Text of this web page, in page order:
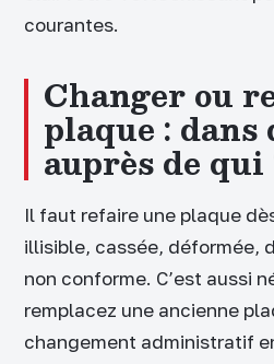
courantes.
Changer ou
plaque : dans
auprès de qui
Il faut refaire une plaque
illisible, cassée, déformée,
non conforme. C’est aussi
remplacez une ancienne
changement administratif